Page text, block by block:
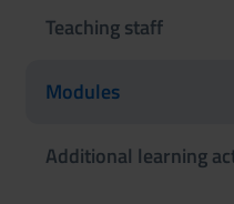
Teaching staff
Modules
Additional learning